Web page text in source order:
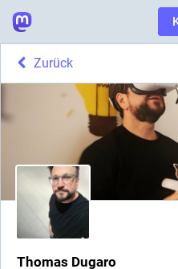
Zurück
Thomas Dugaro